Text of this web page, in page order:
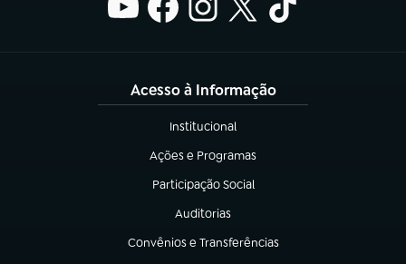
Acesso à Informação
Institucional
(abre em nova aba)
Ações e Programas
(abre em nova aba)
Participação Social
(abre em nova aba)
Auditorias
(abre em nova aba)
Convênios e Transferências
(abre em nova aba)